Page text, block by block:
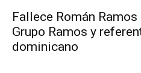
Fallece Román
Grupo Ramos y
dominicano